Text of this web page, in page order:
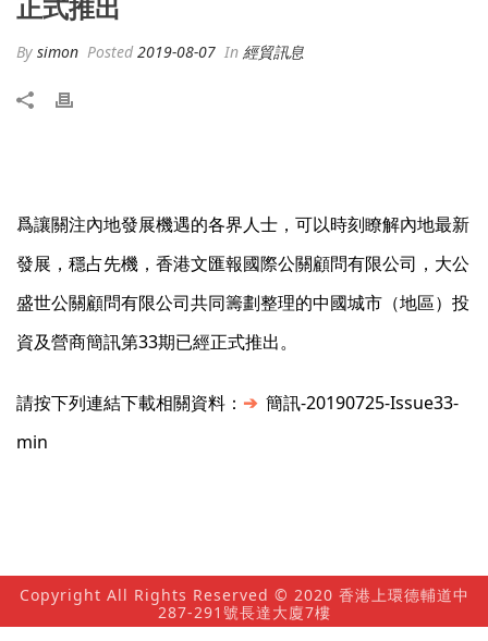
By simon Posted2019-08-07 In 經貿訊息
爲讓關注內地發展機遇的各界人士，可以時刻瞭解內地最新
發展，穩占先機，香港文匯報國際公關顧問有限公司，大公
盛世公關顧問有限公司共同籌劃整理的中國城市（地區）投
資及營商簡訊第33期已經正式推出。
請按下列連結下載相關資料： ➔ 簡訊-20190725-Issue33-
min
Copyright All Rights Reserved © 2020 香港上環德輔道中
287-291號長達大廈7樓